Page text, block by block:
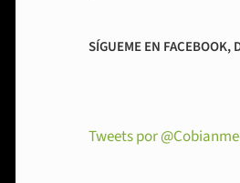
SÍGUEME EN FACEBOOK,
Tweets por